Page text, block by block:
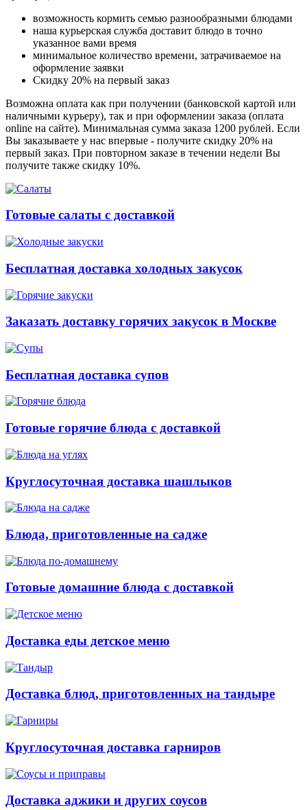
возможность кормить семью разнообразными блюдами
наша курьерская служба доставит блюдо в точно
указанное вами время
минимальное количество времени, затрачиваемое на
оформление заявки
Скидку 20% на первый заказ
Возможна оплата как при получении (банковской картой или
наличными курьеру), так и при оформлении заказа (оплата
online на сайте). Минимальная сумма заказа 1200 рублей. Если
Вы заказываете у нас впервые - получите скидку 20% на
первый заказ. При повторном заказе в течении недели Вы
получите также скидку 10%.
Готовые салаты с доставкой
Бесплатная доставка холодных закусок
Заказать доставку горячих закусок в Москве
Бесплатная доставка супов
Готовые горячие блюда с доставкой
Круглосуточная доставка шашлыков
Блюда, приготовленные на садже
Готовые домашние блюда с доставкой
Доставка еды детское меню
Доставка блюд, приготовленных на тандыре
Круглосуточная доставка гарниров
Доставка аджики и других соусов